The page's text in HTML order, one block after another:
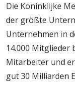
Die Koninklijke
der größte
Unternehmen in
14.000 Mitglieder
Mitarbeiter und
gut 30 Milliarden